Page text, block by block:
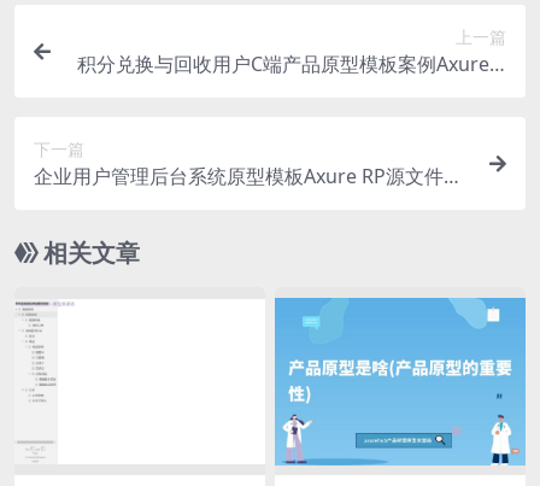
上一篇
积分兑换与回收用户C端产品原型模板案例Axure R
下一篇
企业用户管理后台系统原型模板Axure RP源文件下
相关文章